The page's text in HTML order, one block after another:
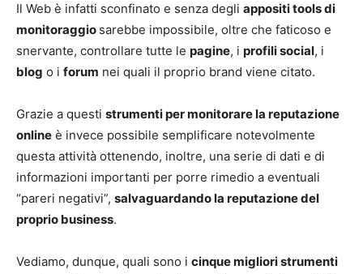
Il Web è infatti sconfinato e senza degli appositi tools di
monitoraggio sarebbe impossibile, oltre che faticoso e
snervante, controllare tutte le pagine, i profili social, i
blog o i forum nei quali il proprio brand viene citato.
Grazie a questi strumenti per monitorare la reputazione
online è invece possibile semplificare notevolmente
questa attività ottenendo, inoltre, una serie di dati e di
informazioni importanti per porre rimedio a eventuali
“pareri negativi”, salvaguardando la reputazione del
proprio business.
Vediamo, dunque, quali sono i cinque migliori strumenti